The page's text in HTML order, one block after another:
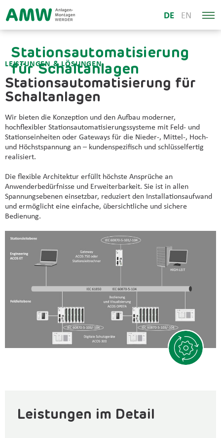
DE EN
Stationsautomatisierung
für Schaltanlagen
LEISTUNGEN & LÖSUNGEN
Stationsautomatisierung für
Schaltanlagen
Wir bieten die Konzeption und den Aufbau moderner,
hochflexibler Stationsautomatisierungssysteme mit Feld- und
Stationseinheiten oder Gateways für die Nieder-, Mittel-, Hoch-
und Höchstspannung an – kundenspezifisch und schlüsselfertig
realisiert.
Die flexible Architektur erfüllt höchste Ansprüche an
Anwenderbedürfnisse und Erweiterbarkeit. Sie ist in allen
Spannungsebenen einsetzbar, reduziert den Installationsaufwand
und ermöglicht eine einfache, übersichtliche und sichere
Bedienung.
Leistungen im Detail